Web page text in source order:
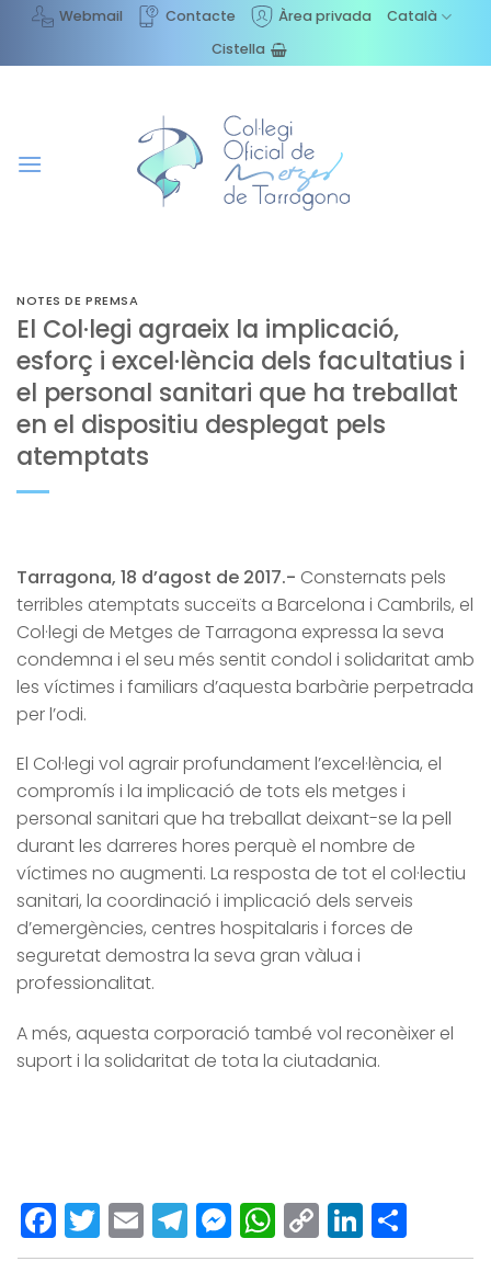
content
Webmail Contacte Àrea privada
Català
Cistella
NOTES DE PREMSA
El Col·legi agraeix la implicació,
esforç i excel·lència dels facultatius i
el personal sanitari que ha treballat
en el dispositiu desplegat pels
atemptats
Tarragona, 18 d’agost de 2017.- Consternats pels
terribles atemptats succeïts a Barcelona i Cambrils, el
Col·legi de Metges de Tarragona expressa la seva
condemna i el seu més sentit condol i solidaritat amb
les víctimes i familiars d’aquesta barbàrie perpetrada
per l’odi.
El Col·legi vol agrair profundament l’excel·lència, el
compromís i la implicació de tots els metges i
personal sanitari que ha treballat deixant-se la pell
durant les darreres hores perquè el nombre de
víctimes no augmenti. La resposta de tot el col·lectiu
sanitari, la coordinació i implicació dels serveis
d’emergències, centres hospitalaris i forces de
seguretat demostra la seva gran vàlua i
professionalitat.
A més, aquesta corporació també vol reconèixer el
suport i la solidaritat de tota la ciutadania.
Facebook
Twitter
EmailTelegram
Messenger
WhatsApp
Copy
Link